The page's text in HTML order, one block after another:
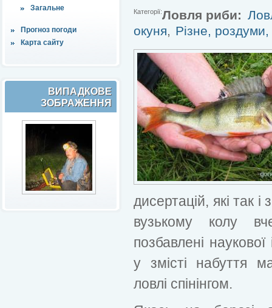
Загальне
Прогноз погоди
Карта сайту
ВИПАДКОВЕ
ЗОБРАЖЕННЯ
Категорії:Ловля риби:
окуня, Різне, роздуми,
дисертацій, які так
вузькому колу
позбавлені
у змісті набуття
ловлі спінінгом.